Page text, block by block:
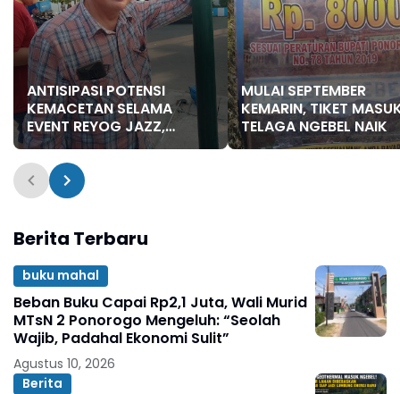
ANTISIPASI POTENSI
KEMACETAN SELAMA
EVENT REYOG JAZZ,
DISHUB LAKUKAN
REKAYASA LALIN
MULAI SEPTEMBER
KEMARIN, TIKET
TELAGA NGEBEL NAIK
Berita Terbaru
buku mahal
Beban Buku Capai Rp2,1 Juta, Wali Murid
MTsN 2 Ponorogo Mengeluh: “Seolah
Wajib, Padahal Ekonomi Sulit”
Agustus 10, 2026
Berita